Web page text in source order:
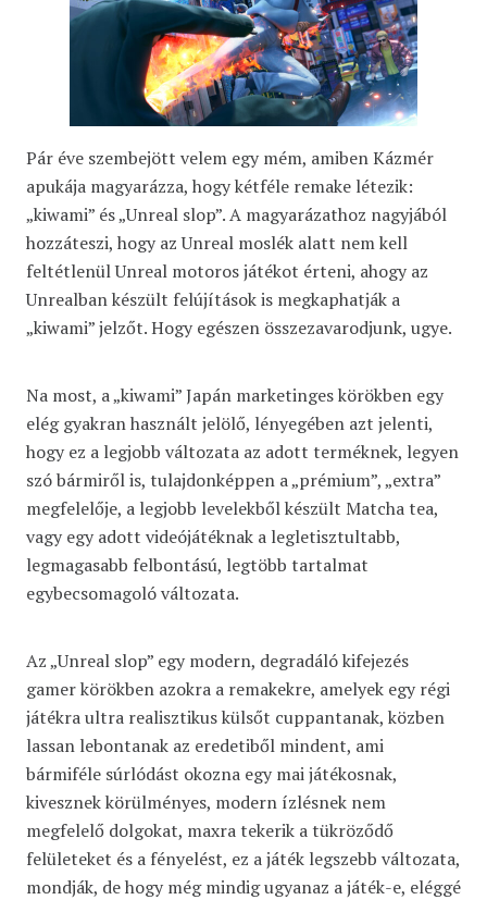
Pár éve szembejött velem egy mém, amiben Kázmér
apukája magyarázza, hogy kétféle remake létezik:
„kiwami” és „Unreal slop”. A magyarázathoz nagyjából
hozzáteszi, hogy az Unreal moslék alatt nem kell
feltétlenül Unreal motoros játékot érteni, ahogy az
Unrealban készült felújítások is megkaphatják a
„kiwami” jelzőt. Hogy egészen összezavarodjunk, ugye.
Na most, a „kiwami” Japán marketinges körökben egy
elég gyakran használt jelölő, lényegében azt jelenti,
hogy ez a legjobb változata az adott terméknek, legyen
szó bármiről is, tulajdonképpen a „prémium”, „extra”
megfelelője, a legjobb levelekből készült Matcha tea,
vagy egy adott videójátéknak a legletisztultabb,
legmagasabb felbontású, legtöbb tartalmat
egybecsomagoló változata.
Az „Unreal slop” egy modern, degradáló kifejezés
gamer körökben azokra a remakekre, amelyek egy régi
játékra ultra realisztikus külsőt cuppantanak, közben
lassan lebontanak az eredetiből mindent, ami
bármiféle súrlódást okozna egy mai játékosnak,
kivesznek körülményes, modern ízlésnek nem
megfelelő dolgokat, maxra tekerik a tükröződő
felületeket és a fényelést, ez a játék legszebb változata,
mondják, de hogy még mindig ugyanaz a játék-e, eléggé